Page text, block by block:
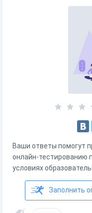
Ваши ответы помогут
онлайн-тестированию
условиях
Заполнить